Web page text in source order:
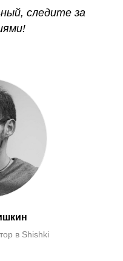
следите за
в Shishki